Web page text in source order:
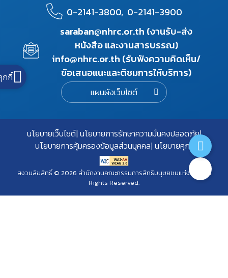
0-2141-3800, 0-2141-3900
saraban@nhrc.or.th (งานรับ-ส่ง
หนังสือ และงานสารบรรณ)
info@nhrc.or.th (รับฟังความคิดเห็น/
ข้อเสนอแนะและติชมการให้บริการ)
แผนผังเว็บไซต์
นโยบายเว็บไซต์ นโยบายการรักษาความมั่นคงปลอดภัย
นโยบายการคุ้มครองข้อมูลส่วนบุคคล นโยบายคุกกี้
สงวนลิขสิทธิ์ © 2026 สำนักงานคณะกรรมการสิทธิมนุษยชนแห่งชาติ. All
Rights Reserved.
กกี้